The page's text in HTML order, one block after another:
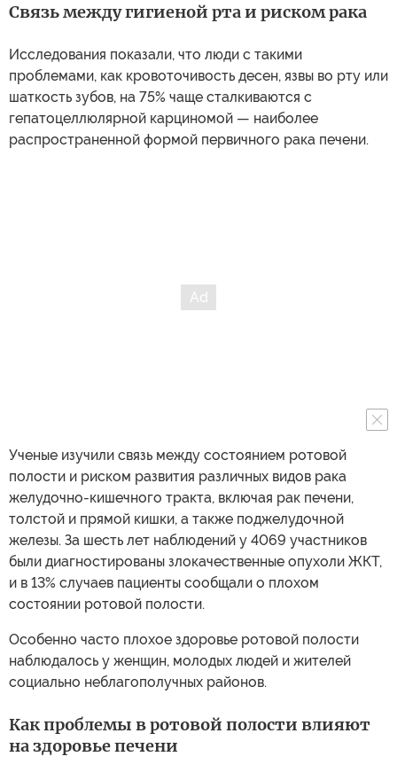
Связь между гигиеной рта и риском рака
Исследования показали, что люди с такими
проблемами, как кровоточивость десен, язвы во рту или
шаткость зубов, на 75% чаще сталкиваются с
гепатоцеллюлярной карциномой — наиболее
распространенной формой первичного рака печени.
Ученые изучили связь между состоянием ротовой
полости и риском развития различных видов рака
желудочно-кишечного тракта, включая рак печени,
толстой и прямой кишки, а также поджелудочной
железы. За шесть лет наблюдений у 4069 участников
были диагностированы злокачественные опухоли ЖКТ,
и в 13% случаев пациенты сообщали о плохом
состоянии ротовой полости.
Особенно часто плохое здоровье ротовой полости
наблюдалось у женщин, молодых людей и жителей
социально неблагополучных районов.
Как проблемы в ротовой полости влияют
на здоровье печени